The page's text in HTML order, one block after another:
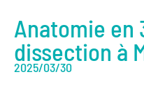
Anatomie en
dissection à
2025/03/30